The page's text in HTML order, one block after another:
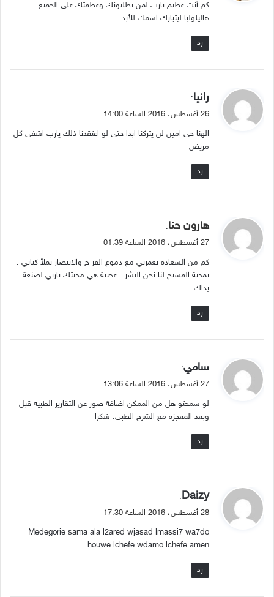
ل
كم أنت عطيم يارب لمن يطلبونك وعطمتك على الجميع …
هاليلوليا ليتبارك اسمك للأبد
رد
ي
ق
ل
رانيا:
26 أغسطس، 2016 الساعة 14:00
الهنا حي امين لن يتركنا ابدا حتى لو اعتقدنا ذلك يارب اشفى كل
مريض
رد
ي
ق
ل
هارون حنا:
27 أغسطس، 2016 الساعة 01:39
كم من السعادة تغمرني مع دموع الفر ح والانتصار تملٱ كياني .
بمحبة المسيح لنا نحن البشر ، عجيبة هي محبتك ياربي لصنعة
يداك
رد
ي
ق
ل
سامي:
27 أغسطس، 2016 الساعة 13:06
لو سمحتو هل من الممكن اضافة صور عن التقارير الطبيه قبل
وبعد المعجزه مع الشرح الطبي. شكرا
رد
ي
ق
ل
Daizy
:
28 أغسطس، 2016 الساعة 17:30
Medegorie sama ala l2ared wjasad lmassi7 wa7do
houwe lchefe wdamo lchefe amen
رد